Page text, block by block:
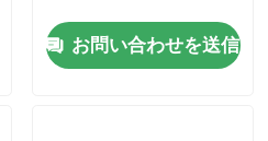
お問い合わせを送信